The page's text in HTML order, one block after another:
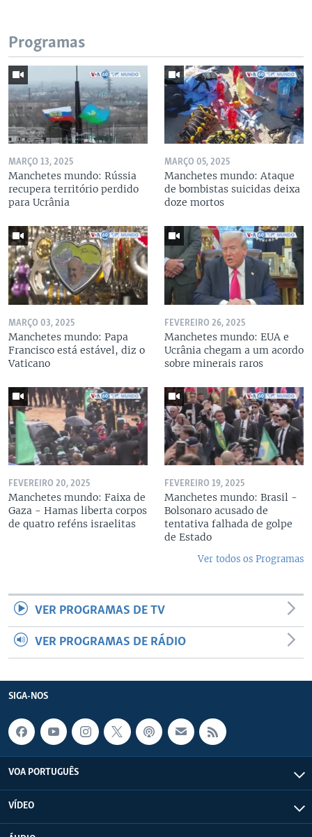
Programas
MARÇO 13, 2025
Manchetes mundo: Rússia
recupera território perdido
para Ucrânia
MARÇO 05, 2025
Manchetes mundo: Ataque
de bombistas suicidas deixa
doze mortos
MARÇO 03, 2025
Manchetes mundo: Papa
Francisco está estável, diz o
Vaticano
FEVEREIRO 26, 2025
Manchetes mundo: EUA e
Ucrânia chegam a um acordo
sobre minerais raros
FEVEREIRO 20, 2025
Manchetes mundo: Faixa de
Gaza - Hamas liberta corpos
de quatro reféns israelitas
FEVEREIRO 19, 2025
Manchetes mundo: Brasil -
Bolsonaro acusado de
tentativa falhada de golpe
de Estado
Ver todos os Programas
VER PROGRAMAS DE TV
VER PROGRAMAS DE RÁDIO
SIGA-NOS
VOA PORTUGUÊS
VÍDEO